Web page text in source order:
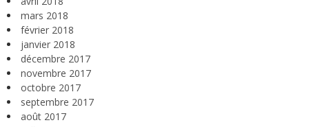
mars 2018
février 2018
janvier 2018
décembre 2017
novembre 2017
octobre 2017
septembre 2017
août 2017